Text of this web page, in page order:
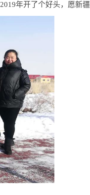
2019年开了个好头，愿新